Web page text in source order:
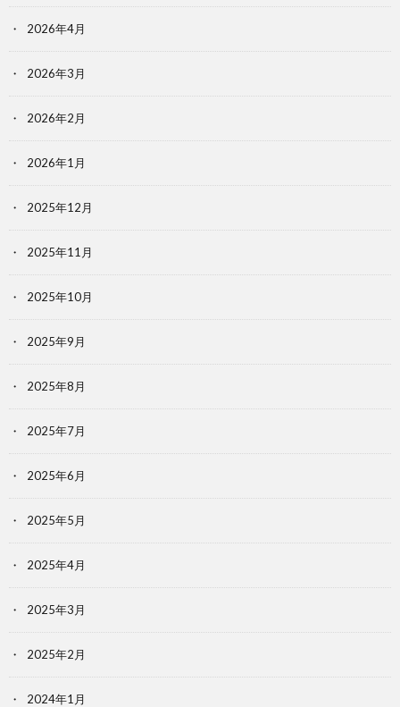
2026年4月
2026年3月
2026年2月
2026年1月
2025年12月
2025年11月
2025年10月
2025年9月
2025年8月
2025年7月
2025年6月
2025年5月
2025年4月
2025年3月
2025年2月
2024年1月